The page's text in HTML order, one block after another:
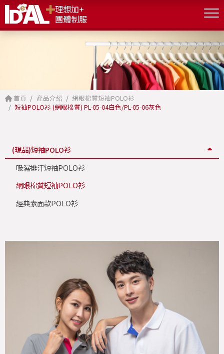
理想加+
團體制服
首頁 產品介紹
網眼棉質短袖POLO衫
短袖POLO衫 (網眼棉質) PL-05-04白色/PL-05-06灰色
(現品)短袖POLO衫
吸濕排汗短袖POLO衫
網眼棉質短袖POLO衫
經典素面款POLO衫